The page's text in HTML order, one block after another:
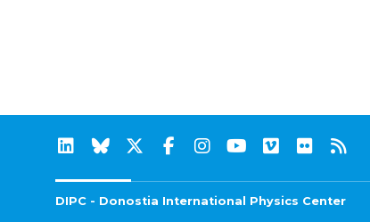
DIPC - Donostia International Physics Center